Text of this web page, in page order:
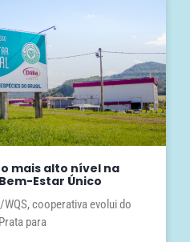
mais alto nível na
Estar Único
cooperativa evolui do
para